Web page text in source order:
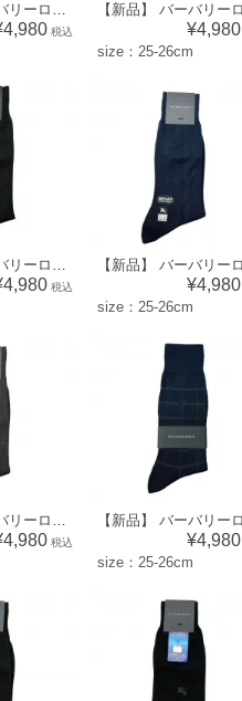
【新品】 バーバリーロンドン BURBERRY LONDON メンズ 靴下 ソックス （チェック柄）ブラック系 [size:25-27cm] 52578
税込 ¥4,980
size：25-26cm
【新品】 バーバリーロンドン BURBERRY LONDON メンズ 靴下 ソックス （ドット×ワンポイント柄）ブラック系 [size:25-26cm] 56876
税込 ¥4,980
size：25-26cm
【新品】 バーバリーロンドン BURBERRY LONDON メンズ 靴下 ソックス （無地×ワンポイント柄）ブラウン×グレー系 [size:25-26cm] 52738
税込 ¥4,980
size：25-26cm